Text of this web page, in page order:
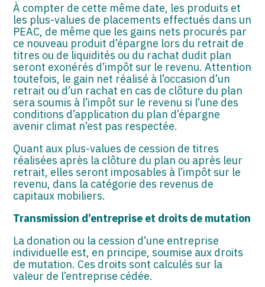
À compter de cette même date, les produits et
les plus-values de placements effectués dans un
PEAC, de même que les gains nets procurés par
ce nouveau produit d’épargne lors du retrait de
titres ou de liquidités ou du rachat dudit plan
seront exonérés d’impôt sur le revenu. Attention
toutefois, le gain net réalisé à l’occasion d’un
retrait ou d’un rachat en cas de clôture du plan
sera soumis à l’impôt sur le revenu si l’une des
conditions d’application du plan d’épargne
avenir climat n’est pas respectée.
Quant aux plus-values de cession de titres
réalisées après la clôture du plan ou après leur
retrait, elles seront imposables à l’impôt sur le
revenu, dans la catégorie des revenus de
capitaux mobiliers.
Transmission d’entreprise et droits de mutation
La donation ou la cession d’une entreprise
individuelle est, en principe, soumise aux droits
de mutation. Ces droits sont calculés sur la
valeur de l’entreprise cédée.